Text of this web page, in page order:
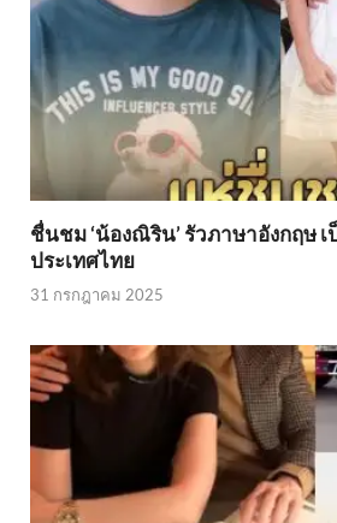
ชื่นชม ‘น้องณิริน’ รัวภาษาอังกฤษ เ
ประเทศไทย
31 กรกฎาคม 2025